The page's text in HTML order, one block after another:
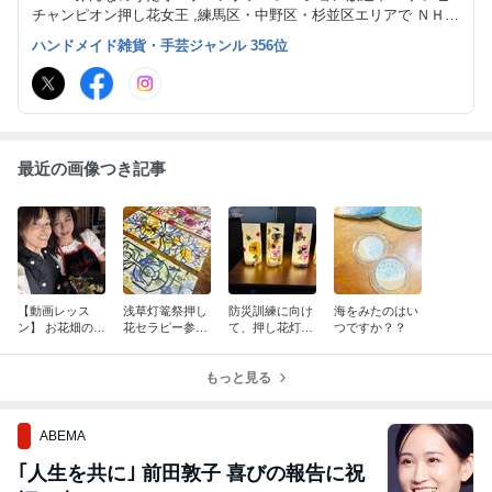
チャンピオン押し花女王 ,練馬区・中野区・杉並区エリアで ＮＨＫ
みんなのうたアニメ・作品制作・本の挿絵・お花のＨＯＷ ＴＯ本
の執筆 デコクレイクラフト、クレイケーキ、押花、のお稽古サロ
ン開催中！
ハンドメイド雑貨・手芸ジャンル 356位
最近の画像つき記事
【動画レッス
ン】 お花畑のよ
浅草灯篭祭押し
花セラピー参加
防災訓練に向け
て、押し花灯篭
海をみたのはい
つですか？？
もっと見る
ABEMA
｢人生を共に｣ 前田敦子 喜びの報告に祝